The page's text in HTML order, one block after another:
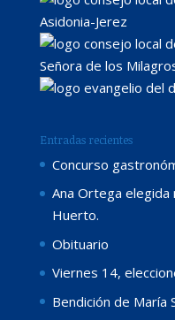
Asidonia-Jerez
Señora de los
Entradas recientes
Concurso
Ana Ortega elegida
Huerto.
Obituario
Viernes 14,
Bendición de María